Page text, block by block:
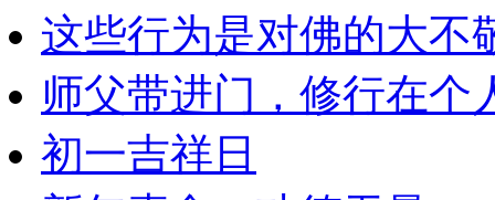
这些行为是对佛的大不
师父带进门，修行在个
初一吉祥日